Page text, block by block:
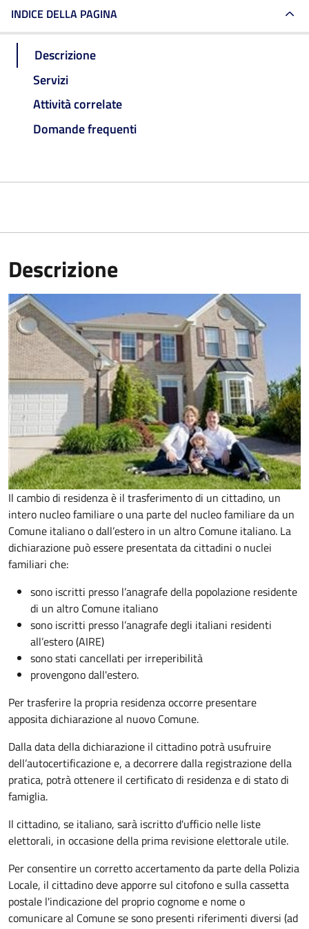
INDICE DELLA PAGINA
Descrizione
Servizi
Attività correlate
Domande frequenti
Descrizione
Il cambio di residenza è il trasferimento di un cittadino, un
intero nucleo familiare o una parte del nucleo familiare da un
Comune italiano o dall’estero in un altro Comune italiano. La
dichiarazione può essere presentata da cittadini o nuclei
familiari che:
sono iscritti presso l’anagrafe della popolazione residente
di un altro Comune italiano
sono iscritti presso l’anagrafe degli italiani residenti
all’estero (AIRE)
sono stati cancellati per irreperibilità
provengono dall'estero.
Per trasferire la propria residenza occorre presentare
appositadichiarazione al nuovo Comune.
Dalla data della dichiarazione il cittadino potrà usufruire
dell’autocertificazione e, a decorrere dalla registrazione della
pratica, potrà ottenere il certificato di residenza e di stato di
famiglia.
Il cittadino, se italiano, sarà iscritto d'ufficio nelle liste
elettorali, in occasione della prima revisione elettorale utile.
Per consentire un corretto accertamento da parte della Polizia
Locale, il cittadino deve apporre sul citofono e sulla cassetta
postale l'indicazione del proprio cognome e nome o
comunicare al Comune se sono presenti riferimenti diversi (ad